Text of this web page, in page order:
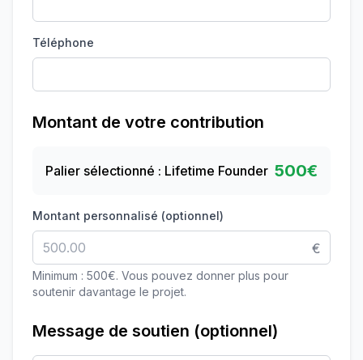
Téléphone
Montant de votre contribution
Palier sélectionné : Lifetime Founder 500€
Montant personnalisé (optionnel)
€
Minimum : 500€. Vous pouvez donner plus pour
soutenir davantage le projet.
Message de soutien (optionnel)